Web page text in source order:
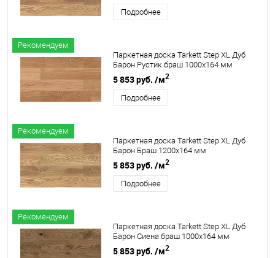
Подробнее
Рекомендуем
Паркетная доска Tarkett Step XL Дуб
Барон Рустик браш 1000х164 мм
5 853 руб. /м2
Подробнее
Рекомендуем
Паркетная доска Tarkett Step XL Дуб
Барон Браш 1200х164 мм
5 853 руб. /м2
Подробнее
Рекомендуем
Паркетная доска Tarkett Step XL Дуб
Барон Сиена браш 1000х164 мм
5 853 руб. /м2